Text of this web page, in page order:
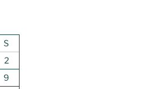
S
2
9